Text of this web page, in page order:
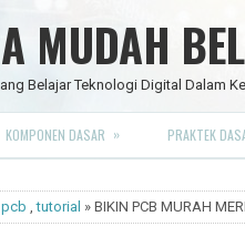
MUDAH
Belajar Teknologi Digital Dalam
KOMPONEN DASAR » PRAKTEK
pcb ,tutorial » BIKIN PCB MURAH